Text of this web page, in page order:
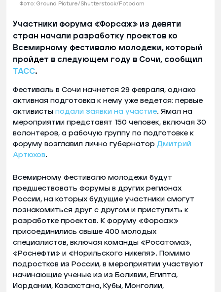
Фото: Ground Picture/Shutterstock/Fotodom
Участники форума «Форсаж» из девяти
стран начали разработку проектов ко
Всемирному фестивалю молодежи, который
пройдет в следующем году в Сочи, сообщил
ТАСС.
Фестиваль в Сочи начнется 29 февраля, однако
активная подготовка к нему уже ведется: первые
активисты подали заявки на участие. Ямал на
мероприятии представят 150 человек, включая 30
волонтеров, а рабочую группу по подготовке к
форуму возглавил лично губернатор Дмитрий
Артюхов.
Всемирному фестивалю молодежи будут
предшествовать форумы в других регионах
России, на которых будущие участники смогут
познакомиться друг с другом и приступить к
разработке проектов. К форуму «Форсаж»
присоединились свыше 400 молодых
специалистов, включая команды «Росатома»,
«Роснефти» и «Норильского никеля». Помимо
подростков из России, в мероприятии участвуют
начинающие ученые из из Боливии, Египта,
Иордании, Казахстана, Кубы, Монголии,